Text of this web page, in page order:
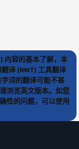
内容的基本了解，本
译 (NMT) 工具翻译
词的翻译可能不甚
浏览英文版本。如您
性的问题，可以使用